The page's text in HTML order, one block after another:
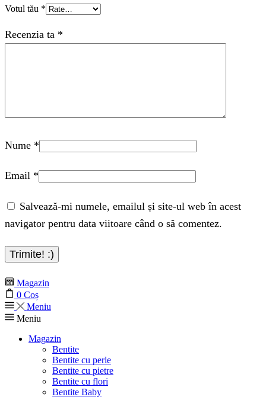
Votul tău *
Recenzia ta *
Nume *
Email *
Salvează-mi numele, emailul și site-ul web în acest
navigator pentru data viitoare când o să comentez.
Magazin
0 Coș
Meniu
Meniu
Magazin
Bentite
Bentite cu perle
Bentite cu pietre
Bentite cu flori
Bentite Baby